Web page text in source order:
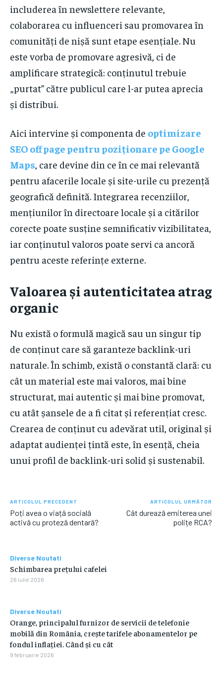
includerea în newslettere relevante,
colaborarea cu influenceri sau promovarea în
comunități de nișă sunt etape esențiale. Nu
este vorba de promovare agresivă, ci de
amplificare strategică: conținutul trebuie
„purtat” către publicul care l-ar putea aprecia
și distribui.
Aici intervine și componenta de optimizare
SEO off page pentru poziționare pe Google
Maps, care devine din ce în ce mai relevantă
pentru afacerile locale și site-urile cu prezență
geografică definită. Integrarea recenziilor,
mențiunilor în directoare locale și a citărilor
corecte poate susține semnificativ vizibilitatea,
iar conținutul valoros poate servi ca ancoră
pentru aceste referințe externe.
Valoarea și autenticitatea atrag
organic
Nu există o formulă magică sau un singur tip
de conținut care să garanteze backlink-uri
naturale. În schimb, există o constantă clară: cu
cât un material este mai valoros, mai bine
structurat, mai autentic și mai bine promovat,
cu atât șansele de a fi citat și referențiat cresc.
Crearea de conținut cu adevărat util, original și
adaptat audienței țintă este, în esență, cheia
unui profil de backlink-uri solid și sustenabil.
ARTICOLUL PRECEDENT
Poți avea o viață socială
activă cu proteză dentară?
ARTICOLUL URMĂTOR
Cât durează emiterea unei
polițe RCA?
Diverse Noutati
Schimbarea prețului cafelei
26 iulie 2026
Diverse Noutati
Orange, principalul furnizor de servicii de telefonie
mobilă din România, crește tarifele abonamentelor pe
fondul inflației. Când și cu cât
9 februarie 2026